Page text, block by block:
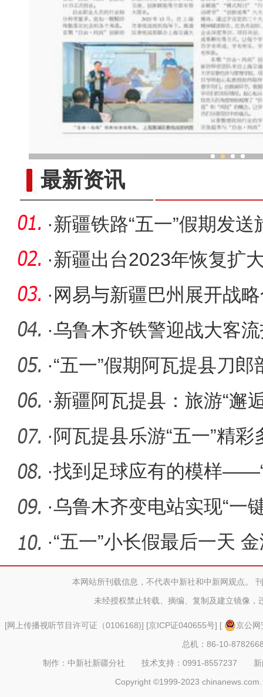
最新资讯
·新疆铁路“五一”假期发
·新疆出台2023年恢复扩
· 网易与新疆巴州展开战
游客、3
·乌鲁木齐铁警迎战大客
·“五一”假期阿瓦提县刀
高峰
·新疆阿瓦提县：旅游“邂
潮
· 阿瓦提县乐游“五一”精彩
·找到足球应有的模样
季”系
·乌鲁木齐变电站实现“一
·“五一”小长假最后一天
热闹本网站所刊载信息，不代表中新社和中新网观点。
未经授权禁止转载、摘编、复制及建立镜像，
[网上传播视听节目许可证（0106168)] [京ICP证040655号] [
京公
总机：86-10-
制作：中新社新疆分社 技术支持：0991-8557237
Copyright ©1999-2023